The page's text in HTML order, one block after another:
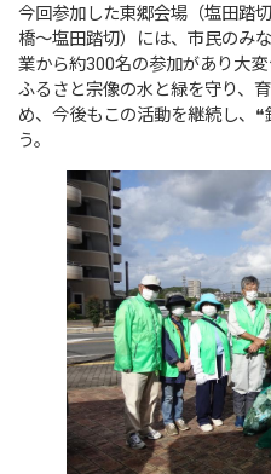
今回参加した東郷会場（塩田踏
橋～塩田踏切）には、市民のみ
業から約300名の参加があり大変
ふるさと宗像の水と緑を守り、
め、今後もこの活動を継続し、
う。